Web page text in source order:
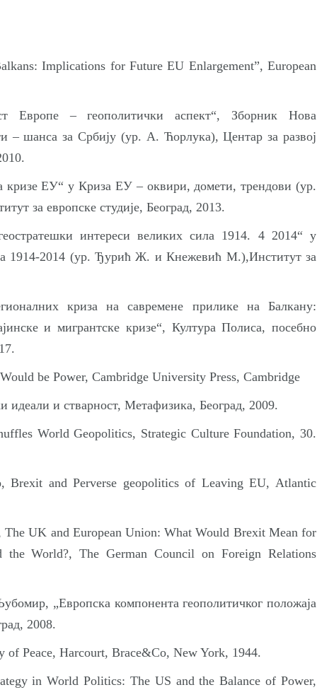
Implications for Future EU Enlargement”, European
Европе – геополитички аспект“, Зборник Нова
– шанса за Србију (ур. А. Ћорлука), Центар за развој
кризе ЕУ“ у Криза ЕУ – оквири, домети, трендови (ур.
за европске студије, Београд, 2013.
интереси великих сила 1914. 4 2014“ у
1914-2014 (ур. Ђурић Ж. и Кнежевић М.),Институт за
криза на савремене прилике на Балкану:
и мигрантске кризе“, Култура Полиса, посебно
be Power, Cambridge University Press, Cambridge
и стварност, Метафизика, Београд, 2009.
World Geopolitics, Strategic Culture Foundation, 30.
Brexit and Perverse geopolitics of Leaving EU, Atlantic
UK and European Union: What Would Brexit Mean for
World?, The German Council on Foreign Relations
„Европска компонента геополитичког положаја
2008.
of Peace, Harcourt, Brace&Co, New York, 1944.
in World Politics: The US and the Balance of Power,